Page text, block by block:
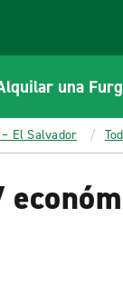
una
El Salvador